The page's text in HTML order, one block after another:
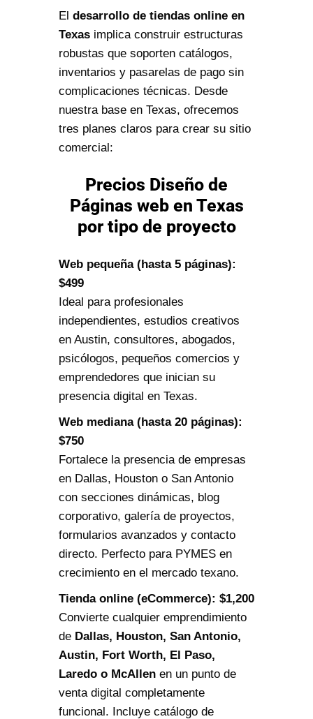
El desarrollo de tiendas online en
Texas implica construir estructuras
robustas que soporten catálogos,
inventarios y pasarelas de pago sin
complicaciones técnicas. Desde
nuestra base en Texas, ofrecemos
tres planes claros para crear su sitio
comercial:
Precios Diseño de
Páginas web en Texas
por tipo de proyecto
Web pequeña (hasta 5 páginas):
$499
Ideal para profesionales
independientes, estudios creativos
en Austin, consultores, abogados,
psicólogos, pequeños comercios y
emprendedores que inician su
presencia digital en Texas.
Web mediana (hasta 20 páginas):
$750
Fortalece la presencia de empresas
en Dallas, Houston o San Antonio
con secciones dinámicas, blog
corporativo, galería de proyectos,
formularios avanzados y contacto
directo. Perfecto para PYMES en
crecimiento en el mercado texano.
Tienda online (eCommerce): $1,200
Convierte cualquier emprendimiento
de Dallas, Houston, San Antonio,
Austin, Fort Worth, El Paso,
Laredo o McAllen en un punto de
venta digital completamente
funcional. Incluye catálogo de